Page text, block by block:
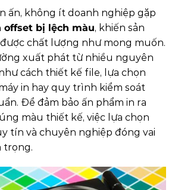
ấn, không ít doanh nghiệp gặp
offset bị lệch màu, khiến sản
chất lượng như mong muốn.
xuất phát từ nhiều nguyên
cách thiết kế file, lựa chọn
in hay quy trình kiểm soát
Để đảm bảo ấn phẩm in ra
màu thiết kế, việc lựa chọn
tín và chuyên nghiệp đóng vai
trọng.